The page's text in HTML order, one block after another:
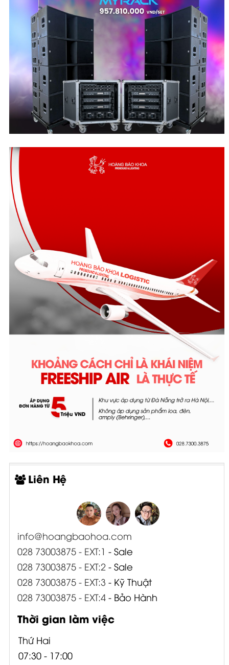
Liên Hệ
info@hoangbaohoa.com
028 73003875 - EXT:1 - Sale
028 73003875 - EXT:2- Sale
028 73003875 - EXT:3 - Kỹ Thuật
028 73003875 - EXT:4- Bảo Hành
Thời gian làm việc
Thứ Hai
07:30 - 17:00